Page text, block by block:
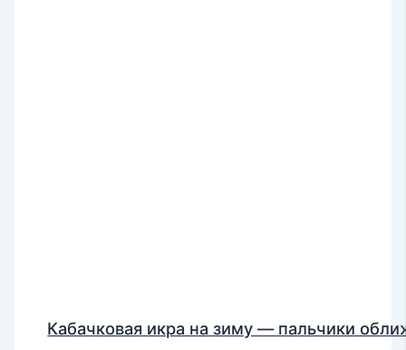
Кабачковая икра на зиму — пальчики